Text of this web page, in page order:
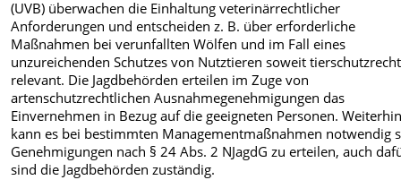
(UVB) überwachen die Einhaltung veterinärrechtlicher
Anforderungen und entscheiden z. B. über erforderliche
Maßnahmen bei verunfallten Wölfen und im Fall eines
unzureichenden Schutzes von Nutztieren soweit
relevant. Die Jagdbehörden erteilen im Zuge von
artenschutzrechtlichen Ausnahmegenehmigungen das
Einvernehmen in Bezug auf die geeigneten Personen.
kann es bei bestimmten Managementmaßnahmen notwendig
Genehmigungen nach § 24 Abs. 2 NJagdG zu erteilen, auch
sind die Jagdbehörden zuständig.